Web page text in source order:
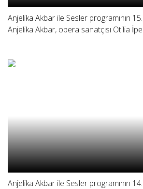
Anjelika Akbar ile Sesler programının
Anjelika Akbar, opera sanatçısı Otilia
Anjelika Akbar ile Sesler programının